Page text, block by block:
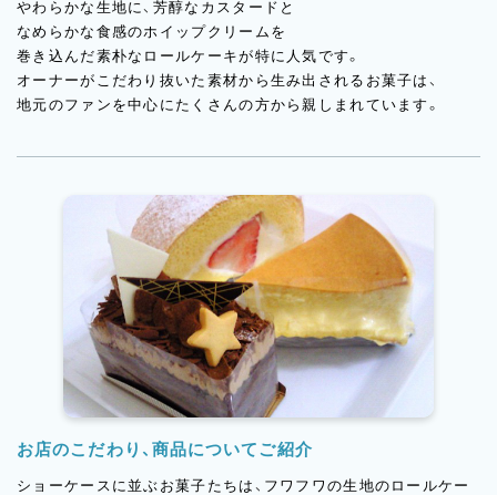
やわらかな生地に、芳醇なカスタードと
なめらかな食感のホイップクリームを
巻き込んだ素朴なロールケーキが特に人気です。
オーナーがこだわり抜いた素材から生み出されるお菓子は、
地元のファンを中心にたくさんの方から親しまれています。
お店のこだわり、商品についてご紹介
ショーケースに並ぶお菓子たちは、フワフワの生地のロールケー